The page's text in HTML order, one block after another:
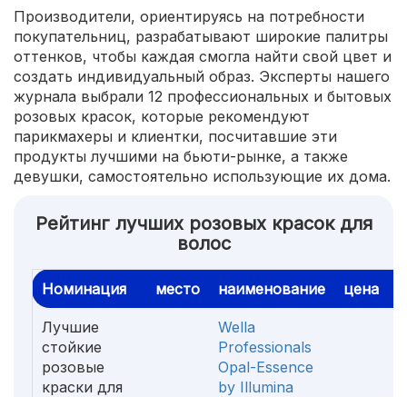
Производители, ориентируясь на потребности
покупательниц, разрабатывают широкие палитры
оттенков, чтобы каждая смогла найти свой цвет и
создать индивидуальный образ. Эксперты нашего
журнала выбрали 12 профессиональных и бытовых
розовых красок, которые рекомендуют
парикмахеры и клиентки, посчитавшие эти
продукты лучшими на бьюти-рынке, а также
девушки, самостоятельно использующие их дома.
Рейтинг лучших розовых красок для
волос
Номинация место наименование цена
Лучшие
стойкие
розовые
краски для
Wella
Professionals
Opal-Essence
by Illumina